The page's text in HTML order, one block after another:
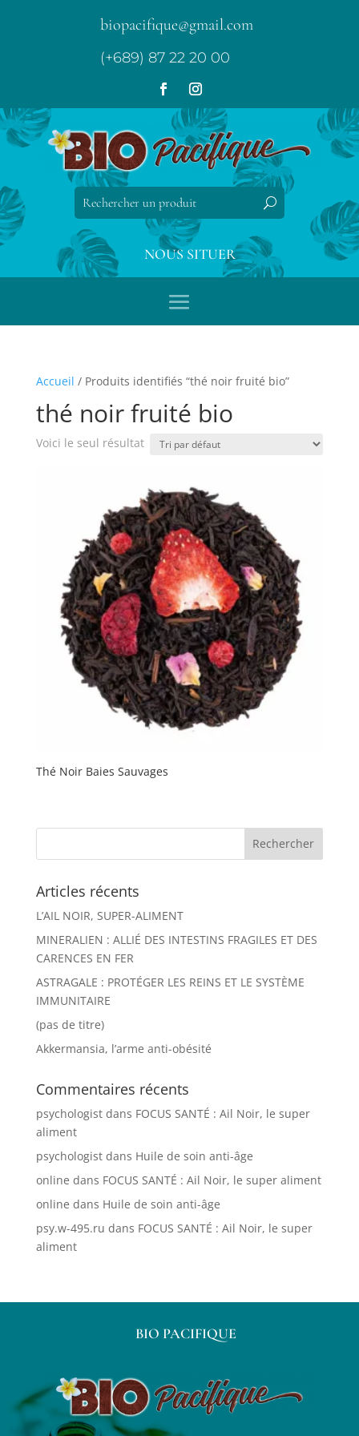
biopacifique@gmail.com
(+689) 87 22 20 00
NOUS SITUER
Accueil / Produits identifiés “thé noir fruité bio”
thé noir fruité bio
Voici le seul résultat
Thé Noir Baies Sauvages
Articles récents
L’AIL NOIR, SUPER-ALIMENT
MINERALIEN : ALLIÉ DES INTESTINS FRAGILES ET DES
CARENCES EN FER
ASTRAGALE : PROTÉGER LES REINS ET LE SYSTÈME
IMMUNITAIRE
(pas de titre)
Akkermansia, l’arme anti-obésité
Commentaires récents
psychologistdans FOCUS SANTÉ : Ail Noir, le super
aliment
psychologistdans Huile de soin anti-âge
online dans FOCUS SANTÉ : Ail Noir, le super aliment
online dans Huile de soin anti-âge
psy.w-495.ru dans FOCUS SANTÉ : Ail Noir, le super
aliment
BIO PACIFIQUE